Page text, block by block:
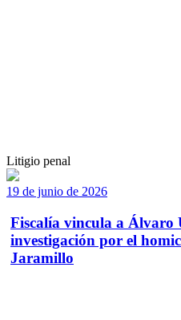
Litigio penal
19 de junio de 2026
Fiscalía vincula a Álvaro
investigación por el
Jaramillo